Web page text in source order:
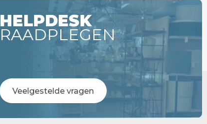
HELPDESK
RAADPLEGEN
Veelgestelde vragen